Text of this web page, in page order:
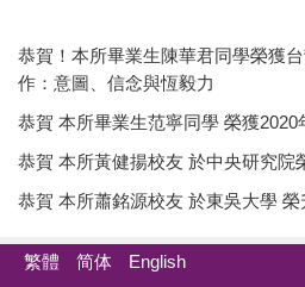
恭賀！本所畢業生陳華君同學榮獲
作：意圖、信念與恆毅力
恭賀 本所畢業生范寧同學 榮獲2020
恭賀 本所黃健揚校友 於中央研究院
恭賀 本所蕭銘源校友 於東吳大學
繁體 简体 English